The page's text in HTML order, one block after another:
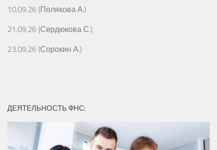
10.09.26 (Полякова А.)
21.09.26 (Сердюкова С.)
23.09.26 (Сорокин А.)
ДЕЯТЕЛЬНОСТЬ ФНС: